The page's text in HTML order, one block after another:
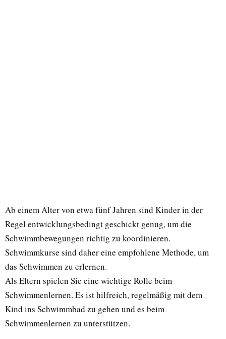
Ab einem Alter von etwa fünf Jahren sind Kinder in der
Regel entwicklungsbedingt geschickt genug, um die
Schwimmbewegungen richtig zu koordinieren.
Schwimmkurse sind daher eine empfohlene Methode, um
das Schwimmen zu erlernen.
Als Eltern spielen Sie eine wichtige Rolle beim
Schwimmenlernen. Es ist hilfreich, regelmäßig mit dem
Kind ins Schwimmbad zu gehen und es beim
Schwimmenlernen zu unterstützen.